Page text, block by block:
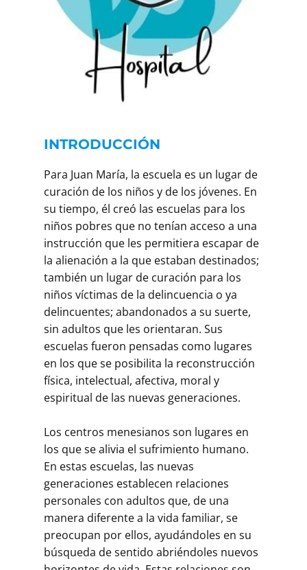
INTRODUCCIÓN
Para Juan María, la escuela es un lugar de
curación de los niños y de los jóvenes. En
su tiempo, él creó las escuelas para los
niños pobres que no tenían acceso a una
instrucción que les permitiera escapar de
la alienación a la que estaban destinados;
también un lugar de curación para los
niños víctimas de la delincuencia o ya
delincuentes; abandonados a su suerte,
sin adultos que les orientaran. Sus
escuelas fueron pensadas como lugares
en los que se posibilita la reconstrucción
física, intelectual, afectiva, moral y
espiritual de las nuevas generaciones.
Los centros menesianos son lugares en
los que se alivia el sufrimiento humano.
En estas escuelas, las nuevas
generaciones establecen relaciones
personales con adultos que, de una
manera diferente a la vida familiar, se
preocupan por ellos, ayudándoles en su
búsqueda de sentido abriéndoles nuevos